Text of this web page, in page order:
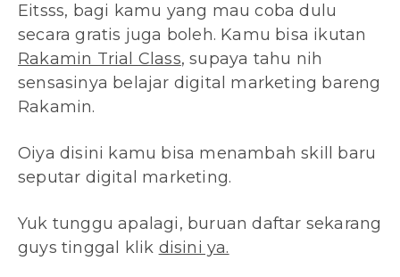
Eitsss, bagi kamu yang mau coba dulu
secara gratis juga boleh. Kamu bisa ikutan
Rakamin Trial Class, supaya tahu nih
sensasinya belajar digital marketing bareng
Rakamin.
Oiya disini kamu bisa menambah skill baru
seputar digital marketing.
Yuk tunggu apalagi, buruan daftar sekarang
guys tinggal klik disini ya.